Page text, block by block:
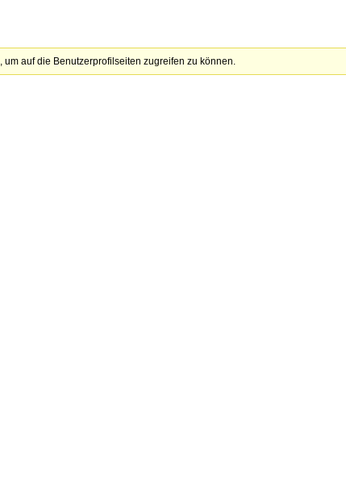
, um auf die Benutzerprofilseiten zugreifen zu können.